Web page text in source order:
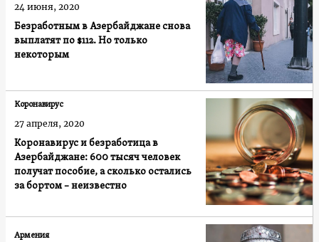
Безработным в Азербайджане снова
выплатят по $112. Но только
некоторым
24 июня, 2020
Коронавирус и безработица в
Азербайджане: 600 тысяч человек
получат пособие, а сколько остались
за бортом – неизвестно
Коронавирус
27 апреля, 2020
Армения